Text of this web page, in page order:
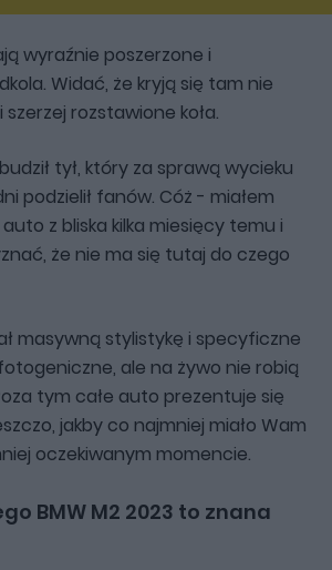
wyraźnie poszerzone i
Widać, że kryją się tam nie
szerzej rozstawione koła.
tył, który za sprawą wycieku
podzielił fanów. Cóż - miałem
z bliska kilka miesięcy temu i
że nie ma się tutaj do czego
masywną stylistykę i specyficzne
fotogeniczne, ale na żywo nie robią
tym całe auto prezentuje się
jakby co najmniej miało Wam
oczekiwanym momencie.
BMW M2 2023 to znana